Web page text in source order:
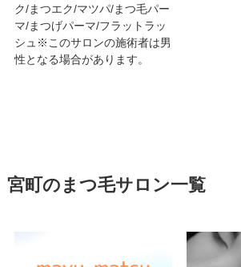
ク/まつエク/マツパ/まつ毛パー
マ/まつげパーマ/フラットラッ
シュ※このサロンの施術者は男
性となる場合があります。
宮町のまつ毛サロン一覧